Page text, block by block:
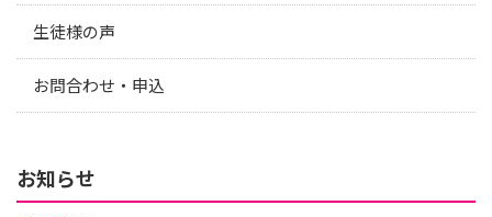
生徒様の声
お問合わせ・申込
お知らせ